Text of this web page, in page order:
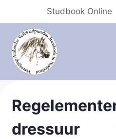
inhoud
Studbook Online
dressuur